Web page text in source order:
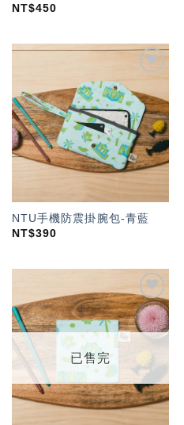
NT$450
「願
望輕
單」
NTU手機防震掛腕包-青藍
NT$390
加入
「願
望輕
已售完